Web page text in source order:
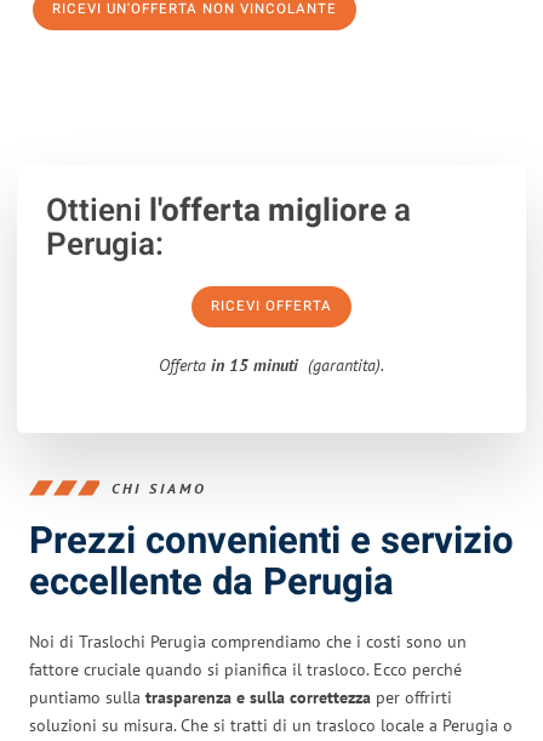
RICEVI UN'OFFERTA NON VINCOLANTE
Ottieni l'offerta migliorea
Perugia:
RICEVI OFFERTA
Offerta in 15 minuti (garantita).
CHI SIAMO
Prezzi convenienti e servizio
eccellente da Perugia
Noi di Traslochi Perugia comprendiamo che i costi sono un
fattore cruciale quando si pianifica il trasloco. Ecco perché
puntiamo sulla trasparenza e sulla correttezza per offrirti
soluzioni su misura. Che si tratti di un trasloco locale a Perugia o